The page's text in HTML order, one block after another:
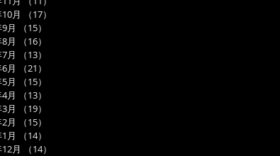
月
（17）
月
（15）
月
（16）
月
（13）
月
（21）
月
（15）
月
（13）
月
（19）
月
（15）
月
（14）
月
（14）